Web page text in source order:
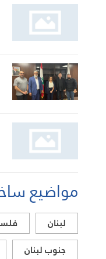
مواضيع
لبنان
جنوب لبنان